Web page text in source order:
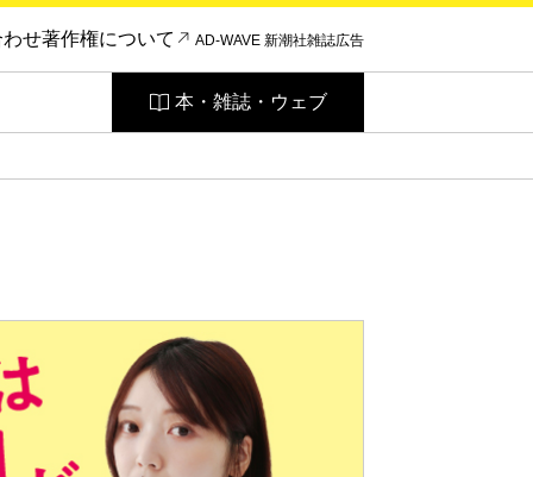
わせ著作権について AD-WAVE 新潮社雑誌広告
本・雑誌・ウェブ